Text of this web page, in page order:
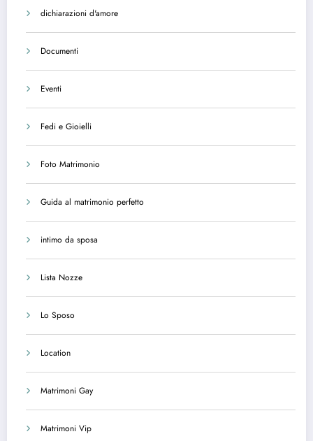
dichiarazioni d'amore
Documenti
Eventi
Fedi e Gioielli
Foto Matrimonio
Guida al matrimonio perfetto
intimo da sposa
Lista Nozze
Lo Sposo
Location
Matrimoni Gay
Matrimoni Vip